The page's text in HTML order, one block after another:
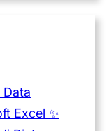
Data
Excel ✨